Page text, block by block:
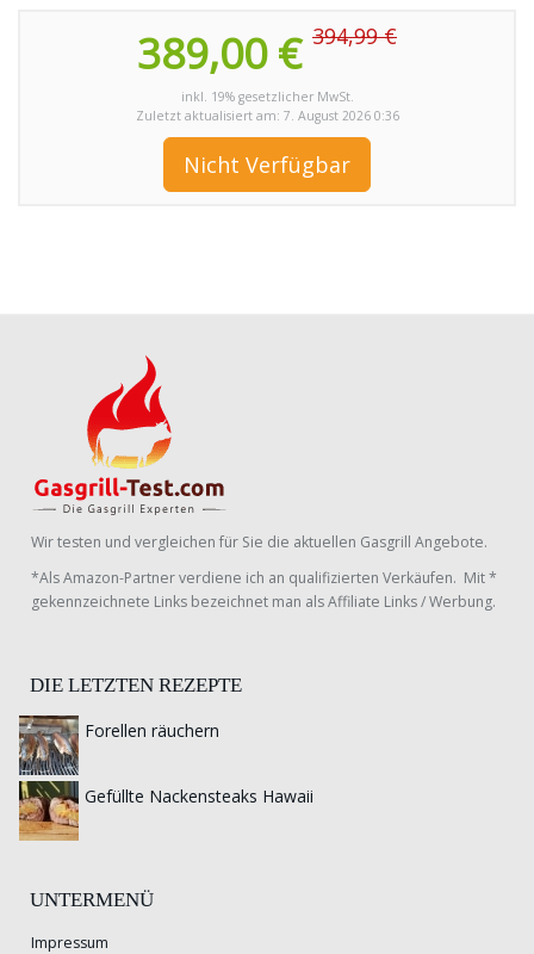
389,00 € 394,99 €
inkl. 19% gesetzlicher MwSt.
Zuletzt aktualisiert am: 7. August 2026 0:36
Nicht Verfügbar
Wir testen und vergleichen für Sie die aktuellen Gasgrill Angebote.
*Als Amazon-Partner verdiene ich an qualifizierten Verkäufen. Mit *
gekennzeichnete Links bezeichnet man als Affiliate Links / Werbung.
DIE LETZTEN REZEPTE
Forellen räuchern
Gefüllte Nackensteaks Hawaii
UNTERMENÜ
Impressum